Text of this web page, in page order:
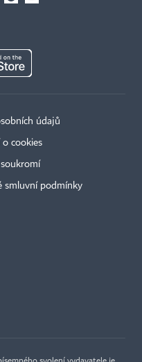
údajů
o cookies
smluvní podmínky